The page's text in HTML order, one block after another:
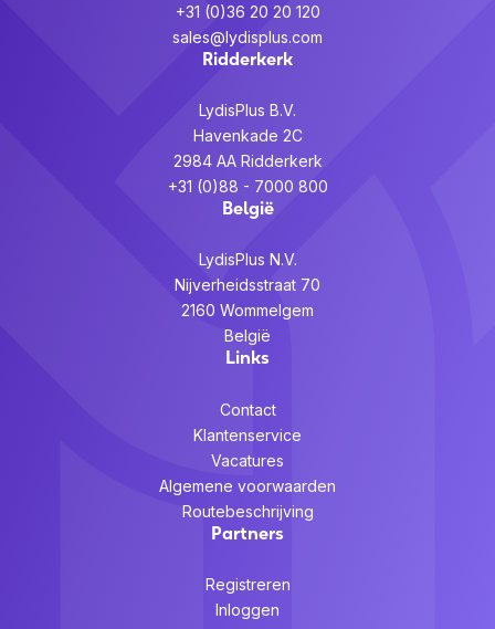
+31 (0)36 20 20 120
sales@lydisplus.com
Ridderkerk
LydisPlus B.V.
Havenkade 2C
2984 AA Ridderkerk
+31 (0)88 - 7000 800
België
LydisPlus N.V.
Nijverheidsstraat 70
2160 Wommelgem
België
Links
Contact
Klantenservice
Vacatures
Algemene voorwaarden
Routebeschrijving
Partners
Registreren
Inloggen